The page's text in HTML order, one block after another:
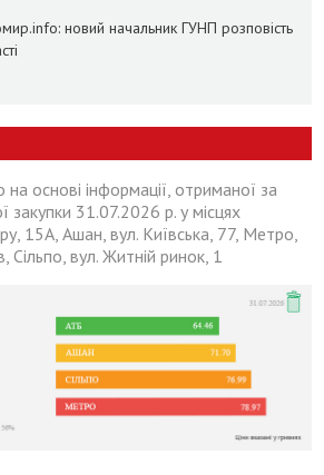
новий начальник ГУНП розповість
на основі інформації, отриманої за
31.07.2026 р. у місцях
15А, Ашан, вул. Київська, 77, Метро,
Сільпо, вул. Житній ринок, 1